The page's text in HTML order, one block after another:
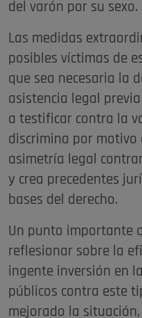
del varón por su sexo.
Las medidas
posibles víctimas de
que sea necesaria la
asistencia legal
a testificar contra la
discrimina por motivo
asimetría legal
y crea precedentes
bases del derecho.
Un punto importante
reflesionar sobre la
ingente inversión en
públicos contra este
mejorado la